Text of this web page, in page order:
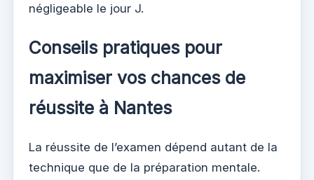
négligeable le jour J.
Conseils pratiques pour
maximiser vos chances de
réussite à Nantes
La réussite de l’examen dépend autant de la
technique que de la préparation mentale.